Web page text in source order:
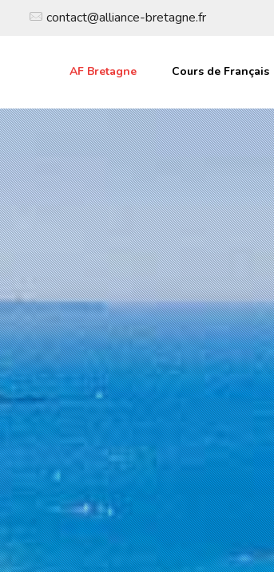
contact@alliance-bretagne.fr
AF Bretagne Cours de Français